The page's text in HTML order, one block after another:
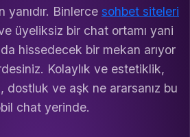
yanıdır. Binlerce sohbet siteleri
üyeliksiz bir chat ortamı yani
hissedecek bir mekan arıyor
Kolaylık ve estetiklik,
dostluk ve aşk ne ararsanız bu
chat yerinde.